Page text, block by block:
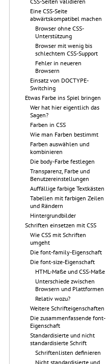
Eine CSS-Seite
abwärtskompatibel machen
Browser ohne CSS-
Unterstützung
Browser mit wenig bis
schlechtem CSS-Support
Fehler in neueren
Browsern
Einsatz von DOCTYPE-
Switching
Etwas Farbe ins Spiel bringen
Wer hat hier eigentlich das
Sagen?
Farben in CSS
Wie man Farben bestimmt
Farben auswählen und
kombinieren
Die body-Farbe festlegen
Transparenz, Farbe und
Benutzereinstellungen
Auffällige farbige Textkästen
Tabellen mit farbigen Zeilen
und Rändern
Hintergrundbilder
Schriften einsetzen mit CSS
Wie CSS mit Schriften
umgeht
Die font-family-Eigenschaft
Die font-size-Eigenschaft
HTML-Maße und CSS-Maße
Unterschiede zwischen
Browsern und Plattformen
Relativ wozu?
Weitere Schrifteigenschaften
Die zusammenfassende font-
Eigenschaft
Standardisierte und nicht
standardisierte Schrift
Schriftenlisten definieren
Nicht standardisierte und